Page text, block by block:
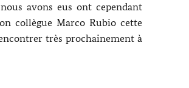
avons eus ont cependant
collègue Marco Rubio cette
très prochainement à